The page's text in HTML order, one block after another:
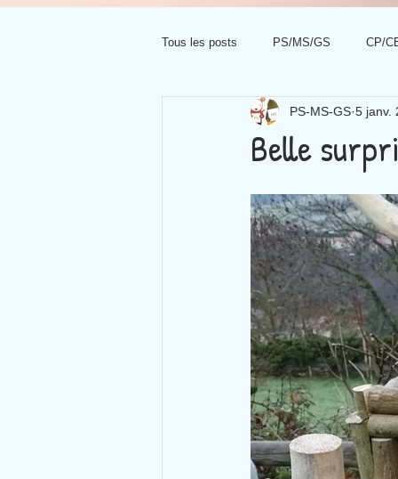
Tous les posts PS/MS/GS CP/
Belle
PS-MS-GS 5 janv.